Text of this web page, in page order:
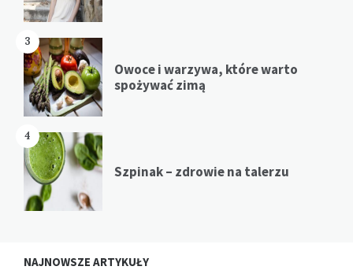
3
Owoce i warzywa, które warto
spożywać zimą
4
Szpinak – zdrowie na talerzu
NAJNOWSZE ARTYKUŁY